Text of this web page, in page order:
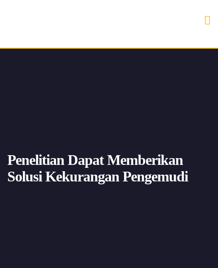
Penelitian Dapat Memberikan
Solusi Kekurangan Pengemudi